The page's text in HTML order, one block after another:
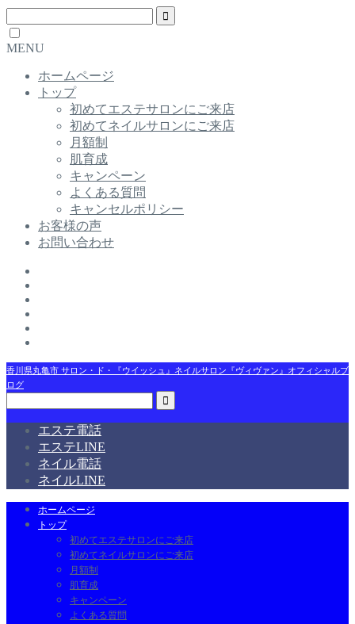
MENU
ホームページ
トップ
初めてエステサロンにご来店
初めてネイルサロンにご来店
月額制
肌育成
キャンペーン
よくある質問
キャンセルポリシー
お客様の声
お問い合わせ
香川県丸亀市 サロン・ド・『ウイッシュ』ネイルサロン『ヴィヴァン』オフィシャルブ
ログ
エステ電話
エステLINE
ネイル電話
ネイルLINE
ホームページ
トップ
初めてエステサロンにご来店
初めてネイルサロンにご来店
月額制
肌育成
キャンペーン
よくある質問